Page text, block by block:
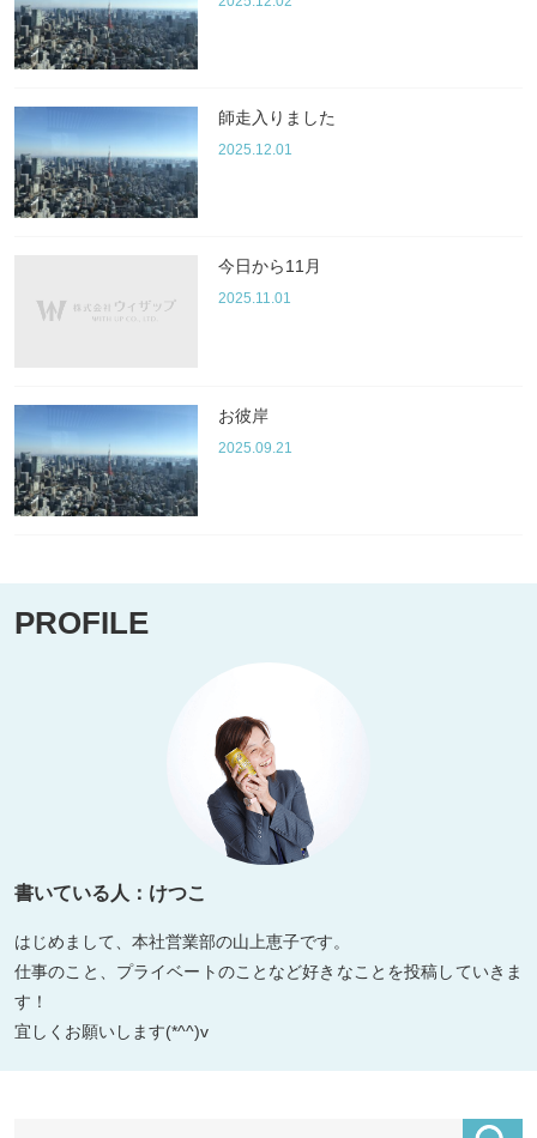
師走入りました
2025.12.01
今日から11月
2025.11.01
お彼岸
2025.09.21
PROFILE
書いている人：けつこ
はじめまして、本社営業部の山上恵子です。
仕事のこと、プライベートのことなど好きなことを投稿していきま
す！
宜しくお願いします(*^^)v